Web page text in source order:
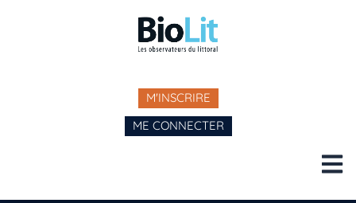
M'INSCRIRE
ME CONNECTER